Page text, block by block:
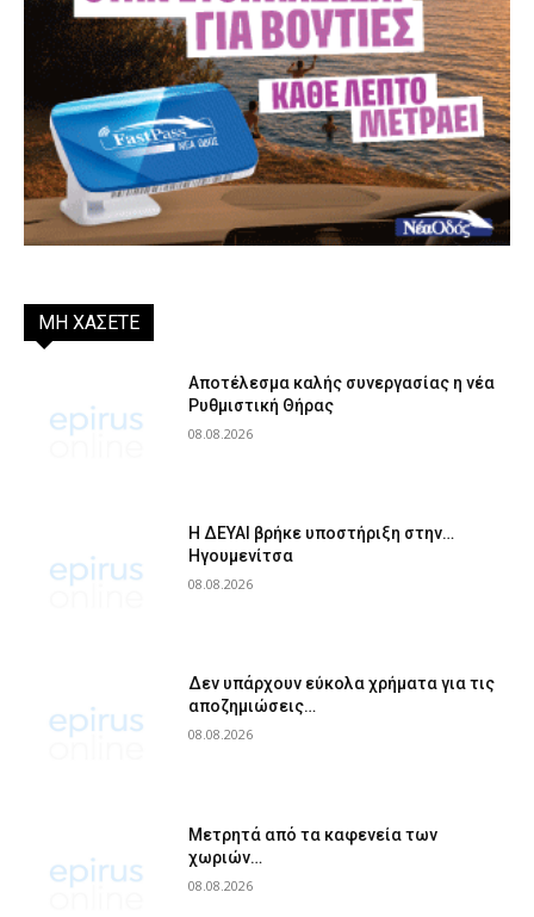
ΜΗ ΧΑΣΕΤΕ
Αποτέλεσμα καλής συνεργασίας η νέα
Ρυθμιστική Θήρας
08.08.2026
Η ΔΕΥΑΙ βρήκε υποστήριξη στην…
Ηγουμενίτσα
08.08.2026
Δεν υπάρχουν εύκολα χρήματα για τις
αποζημιώσεις…
08.08.2026
Μετρητά από τα καφενεία των
χωριών…
08.08.2026